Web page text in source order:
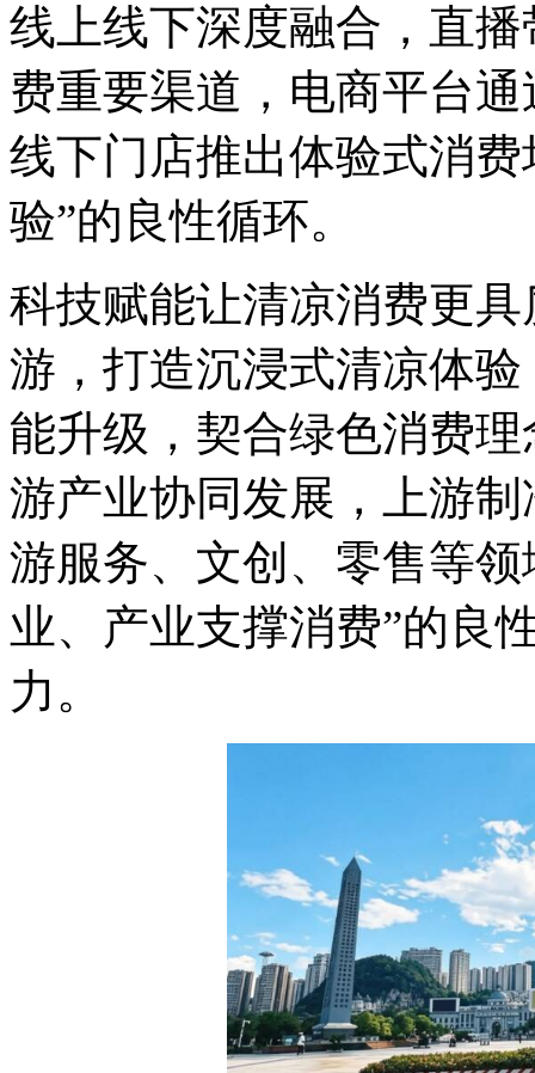
线上线下深度融合，直
费重要渠道，电商平台
线下门店推出体验式消
验”的良性循环。
科技赋能让清凉消费更
游，打造沉浸式清凉体
能升级，契合绿色消费
游产业协同发展，上游
游服务、文创、零售等
业、产业支撑消费”的良
力。